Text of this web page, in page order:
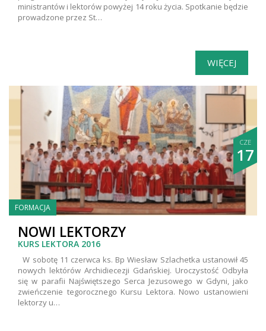
ministrantów i lektorów powyżej 14 roku życia. Spotkanie będzie
prowadzone przez St…
WIĘCEJ
CZE
17
FORMACJA
NOWI LEKTORZY
KURS LEKTORA 2016
W sobotę 11 czerwca ks. Bp Wiesław Szlachetka ustanowił 45
nowych lektórów Archidiecezji Gdańskiej. Uroczystość Odbyła
się w parafii Najświętszego Serca Jezusowego w Gdyni, jako
zwieńczenie tegorocznego Kursu Lektora. Nowo ustanowieni
lektorzy u…